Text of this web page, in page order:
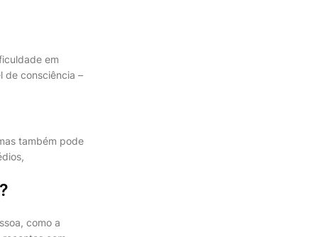
em
de consciência –
também pode
como a